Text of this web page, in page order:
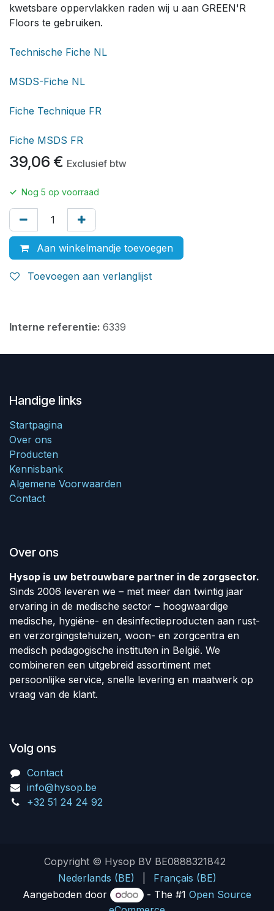
kwetsbare oppervlakken raden wij u aan GREEN'R
Floors te gebruiken.
Technische Fiche NL
MSDS-Fiche NL
Fiche Technique FR
Fiche MSDS FR
39,06 € Exclusief btw
✓ Nog 5 op voorraad
Aan winkelmandje toevoegen
Toevoegen aan verlanglijst
Interne referentie: 6339
Handige links
Startpagina
Over ons
Producten
Kennisbank
Algemene Voorwaarden
Contact
Over ons
Hysop is uw betrouwbare partner in de zorgsector.
Sinds 2006 leveren we – met meer dan twintig jaar
ervaring in de medische sector – hoogwaardige
medische, hygiëne- en desinfectieproducten aan rust-
en verzorgingstehuizen, woon- en zorgcentra en
medisch pedagogische instituten in België. We
combineren een uitgebreid assortiment met
persoonlijke service, snelle levering en maatwerk op
vraag van de klant.
Volg ons
Contact
info@hysop.be
+32 51 24 24 92
Copyright © Hysop BV BE0888321842
Nederlands (BE)
Français (BE)
Aangeboden door
- The #1 Open Source